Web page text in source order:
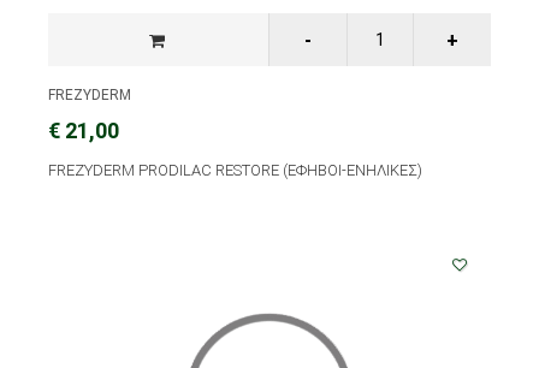
FREZYDERM
€ 21,00
FREZYDERM PRODILAC RESTORE (ΕΦΗΒΟΙ-ΕΝΗΛΙΚΕΣ)